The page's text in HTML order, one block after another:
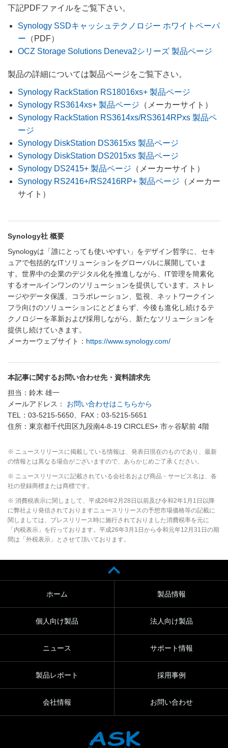
下記PDFファイルをご覧下さい。
Synology SSDキャッシュテクノロジー ホワイトペーパ
ー （PDF）
OCZ Storage Solutions Deneva2シリーズ 製品ページ
製品の詳細については製品ページをご覧下さい。
Synology RackStation RS18016xs+ 製品ページ
Synology RS3614xs+ 製品ページ （メーカーサイト）
Synology RackStation RS3614xs/RS3614RPxs 製品ペ
ージ
Synology DiskStation DS3615xs 製品ページ
Synology DiskStation DS2015xs 製品ページ
Synology DS2415+ 製品ページ （メーカーサイト）
Synology RS2416+/​RS2416RP+ 製品ページ （メーカー
サイト）
Synology社 概要
Synologyは「誰にとっても使いやすい」をデザイン哲学に、セキ
ュアで包括的なITソリューションをグローバルに展開していま
す。世界中の企業のデジタル化を推進しながら、IT管理を簡素化
するオールインワンのソリューションを提供しています。ストレ
ージやデータ保護、コラボレーション、監視、ネットワークイン
フラ向けのソリューションにとどまらず、今後も進化し続けるテ
クノロジーを革新および採用しながら、新たなソリューションを
提供し続けていきます。
メーカーウェブサイト： https://www.synology.com/
本記事に関するお問い合わせ先・資料請求先
担当：鈴木 雄一
メールアドレス： お問い合わせはこちらから
TEL：03-5215-5650、FAX：03-5215-5651
住所：東京都千代田区九段南4-8-19 CIRCLES+ 市ヶ谷駅前 4階
※ ニュースリリースに掲載している情報は、発表日現在のものであり、最新
の情報とは異なる場合がございますので、あらかじめご了承ください。
※ ニュースリリースに記載されている会社名および商品・サービス名は、各
社の登録商標または商標です。
※ 消費税表示に関しまして、平成26年2月28日以前及び令和2年1月1日以降
に弊社より発信されておりますニュースリリースの予想市場価格等の記載に
関しましては、プレスリリース時に施行されておりました消費税率を元に
「内税表示」を行っております。平成26年3月1日から令和元年12月31日の期
間は「外税表示」とさせて頂いております。
ホーム 製品情報
個人向け製品 法人向け製品
ニュース サポート情報
製品レポート 採用事例
会社情報 お問い合わせ